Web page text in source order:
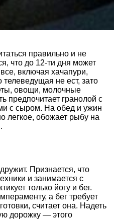
правильно и не
что до 12-ти дня может
включая хачапури,
не ест, зато
овощи, молочные
предпочитает гранолой с
с сыром. На обед и ужин
легкое, обожает рыбу на
Признается, что
и занимается с
только йогу и бег.
а бег требует
считает она. Надеть
дорожку — этого